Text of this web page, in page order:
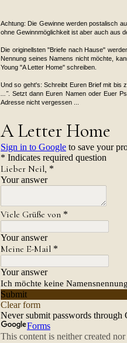
Achtung: Die Gewinne werden postalisch
ohne Gewinnmöglichkeit ist aber auch aus
Die originellsten "Briefe nach Hause"
Nennung seines Namens nicht möchte,
Young "A Letter Home" schreiben.
Und so geht's: Schreibt Euren Brief mit bis
...". Setzt dann Euren Namen oder Euer
Adresse nicht vergessen ...